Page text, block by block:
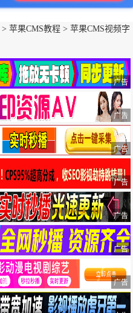
>苹果CMS教程 >苹果CMS视频字
广告
广告
广告
广告
广告
广告
广告